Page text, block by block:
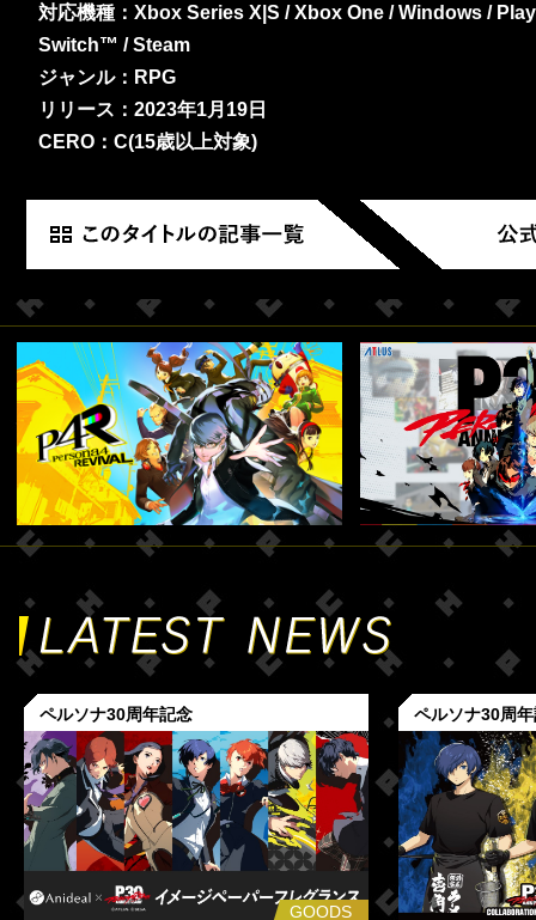
対応機種：Xbox Series X|S / Xbox One / Windows /
Switch™ / Steam
ジャンル：RPG
リリース：2023年1月19日
CERO：C(15歳以上対象)
ペルソナ30周年記念
GOODS
ペルソナ30周